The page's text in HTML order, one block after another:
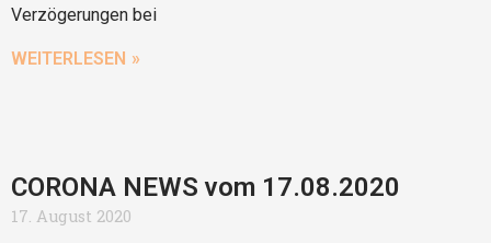
Verzögerungen bei
WEITERLESEN »
CORONA NEWS vom 17.08.2020
17. August 2020